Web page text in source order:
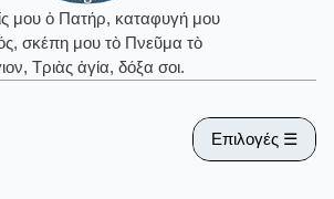
μου ὁ Πατήρ, καταφυγή μου
σκέπη μου τὸ Πνεῦμα τὸ
Τριὰς ἁγία, δόξα σοι.
Επιλογές ☰